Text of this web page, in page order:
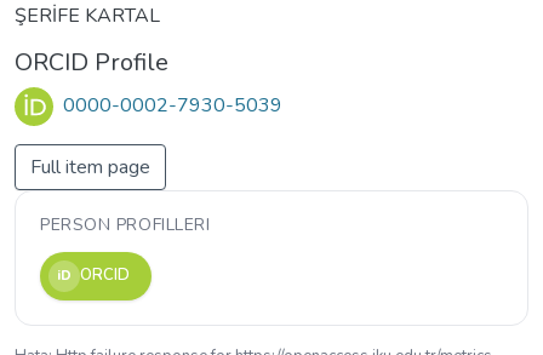
ŞERİFE KARTAL
ORCID Profile
0000-0002-7930-5039
Full item page
PERSON PROFILLERI
iD ORCID